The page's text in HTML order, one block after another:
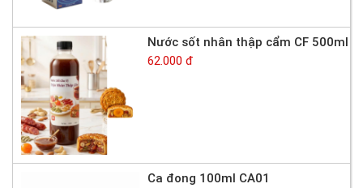
Nước sốt nhân thập cẩm CF 500ml
62.000 đ
Ca đong 100ml CA01